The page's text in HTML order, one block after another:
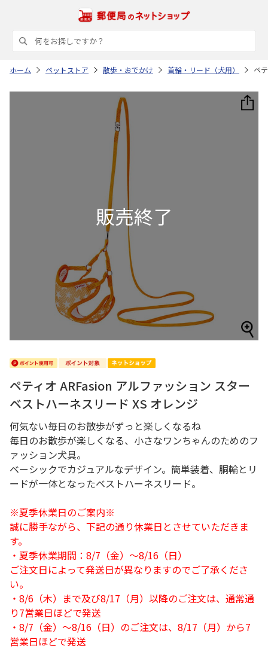
ホーム ペットストア 散歩・おでかけ 首輪・リード（犬用） ペ
ペティオ ARFasion アルファッション スター
ベストハーネスリード XS オレンジ
何気ない毎日のお散歩がずっと楽しくなるね
毎日のお散歩が楽しくなる、小さなワンちゃんのためのフ
ァッション犬具。
ベーシックでカジュアルなデザイン。簡単装着、胴輪とリ
ードが一体となったベストハーネスリード。
※夏季休業日のご案内※
誠に勝手ながら、下記の通り休業日とさせていただきま
す。
・夏季休業期間：8/7（金）～8/16（日）
ご注文日によって発送日が異なりますのでご了承くださ
い。
・8/6（木）まで及び8/17（月）以降のご注文は、通常通
り7営業日ほどで発送
・8/7（金）～8/16（日）のご注文は、8/17（月）から7
営業日ほどで発送